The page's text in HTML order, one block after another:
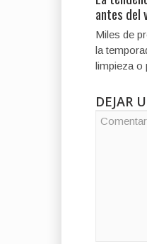
antes del
Miles de
la
limpieza o
DEJAR